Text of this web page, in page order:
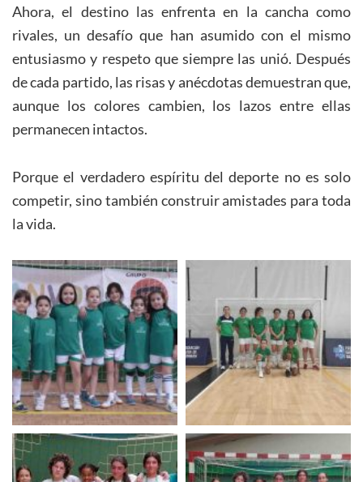
Ahora, el destino las enfrenta en la cancha como
rivales, un desafío que han asumido con el mismo
entusiasmo y respeto que siempre las unió. Después
de cada partido, las risas y anécdotas demuestran que,
aunque los colores cambien, los lazos entre ellas
permanecen intactos.
Porque el verdadero espíritu del deporte no es solo
competir, sino también construir amistades para toda
la vida.